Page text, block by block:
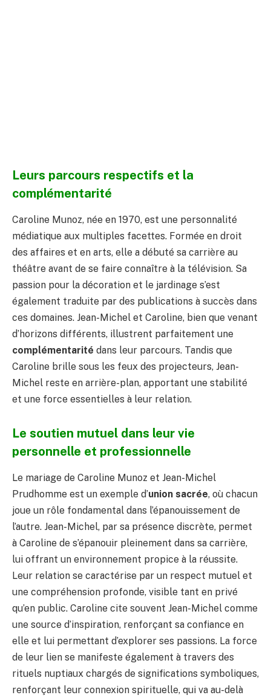
Leurs parcours respectifs et la
complémentarité
Caroline Munoz, née en 1970, est une personnalité
médiatique aux multiples facettes. Formée en droit
des affaires et en arts, elle a débuté sa carrière au
théâtre avant de se faire connaître à la télévision. Sa
passion pour la décoration et le jardinage s’est
également traduite par des publications à succès dans
ces domaines. Jean-Michel et Caroline, bien que venant
d’horizons différents, illustrent parfaitement une
complémentarité dans leur parcours. Tandis que
Caroline brille sous les feux des projecteurs, Jean-
Michel reste en arrière-plan, apportant une stabilité
et une force essentielles à leur relation.
Le soutien mutuel dans leur vie
personnelle et professionnelle
Le mariage de Caroline Munoz et Jean-Michel
Prudhomme est un exemple d’union sacrée, où chacun
joue un rôle fondamental dans l’épanouissement de
l’autre. Jean-Michel, par sa présence discrète, permet
à Caroline de s’épanouir pleinement dans sa carrière,
lui offrant un environnement propice à la réussite.
Leur relation se caractérise par un respect mutuel et
une compréhension profonde, visible tant en privé
qu’en public. Caroline cite souvent Jean-Michel comme
une source d’inspiration, renforçant sa confiance en
elle et lui permettant d’explorer ses passions. La force
de leur lien se manifeste également à travers des
rituels nuptiaux chargés de significations symboliques,
renforçant leur connexion spirituelle, qui va au-delà